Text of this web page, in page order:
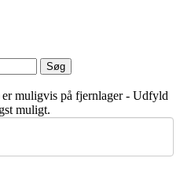
Søg
muligvis på fjernlager - Udfyld
muligt.